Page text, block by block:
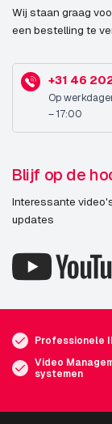
Wij staan graag
een bestelling te
+31 46
Op
– 17:00
Blijf op de
Interessante
updates
Professionele
Video
systemen